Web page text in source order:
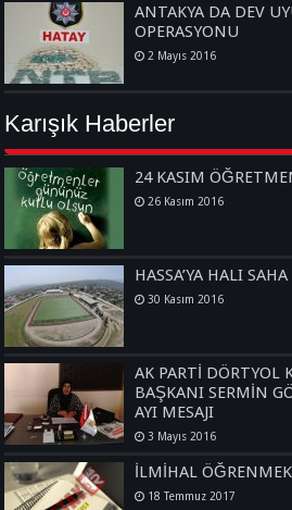
ANTAKYA DA DEV
OPERASYONU
2 Mayıs 2016
Karışık Haberler
24 KASIM
26 Kasım 2016
HASSA’YA HALI
30 Kasım 2016
AK PARTİ DÖRTYOL
BAŞKANI SERMİN
AYI MESAJI
3 Mayıs 2016
İLMİHAL
18 Temmuz 2017